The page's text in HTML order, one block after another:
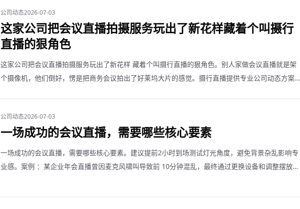
公司动态2026-07-03
这家公司把会议直播拍摄服务玩出了新花样藏着个叫摄行
直播的狠角色
这家公司把会议直播拍摄服务玩出了新花样 藏着个叫摄行直播的狠角色。别人家做会议直播就是架
个摄像机，他们倒好，愣是把商务会议拍出了好莱坞大片的感觉。摄行直播提供专业公司动态方案与
公司动态2026-07-03
一场成功的会议直播，需要哪些核心要素
一场成功的会议直播，需要哪些核心要素。建议提前2小时到场测试灯光角度，避免背景杂乱影响专
业感。案例 ：某企业年会直播曾因麦克风啸叫导致前 10分钟混乱，最终通过更换设备和调整摆放位